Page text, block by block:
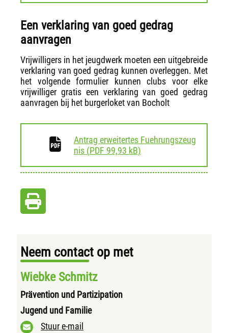
Een verklaring van goed gedrag
aanvragen
Vrijwilligers in het jeugdwerk moeten een uitgebreide
verklaring van goed gedrag kunnen overleggen. Met
het volgende formulier kunnen clubs voor elke
vrijwilliger gratis een verklaring van goed gedrag
aanvragen bij het burgerloket van Bocholt
Antrag erweitertes Fuehrungszeug
nis (PDF 99,93 kB)
Neem contact op met
Wiebke Schmitz
Prävention und Partizipation
Jugend und Familie
Stuur e-mail